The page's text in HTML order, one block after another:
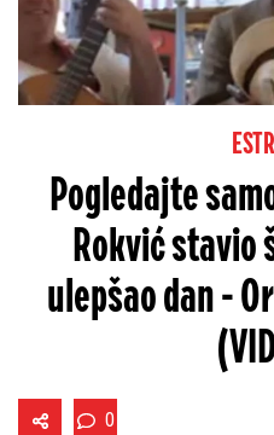
Pogledajte
Rokvić stavio
ulepšao dan -
0